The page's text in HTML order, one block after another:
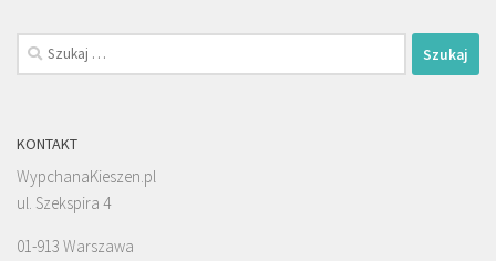
Szukaj:
KONTAKT
WypchanaKieszen.pl
ul. Szekspira 4
01-913 Warszawa